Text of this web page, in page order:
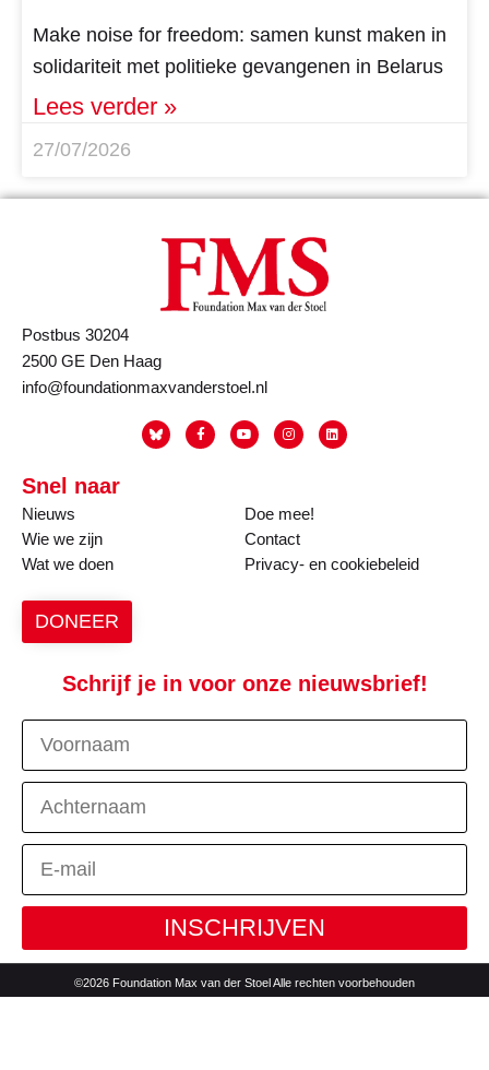
Make noise for freedom: samen kunst maken in
solidariteit met politieke gevangenen in Belarus
Lees verder »
27/07/2026
Postbus 30204
2500 GE Den Haag
info@foundationmaxvanderstoel.nl
Snel naar
Nieuws
Wie we zijn
Wat we doen
Doe mee!
Contact
Privacy- en cookiebeleid
DONEER
Schrijf je in voor onze nieuwsbrief!
INSCHRIJVEN
©2026 Foundation Max van der Stoel Alle rechten voorbehouden